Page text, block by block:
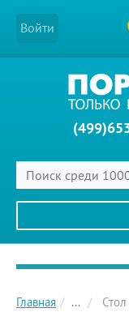
Войти
Главное меню
Главная ...